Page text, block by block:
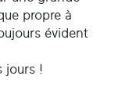
propre à
évident
jours !